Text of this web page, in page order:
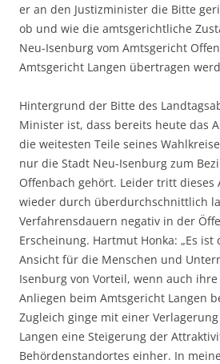
er an den Justizminister die Bitte
ob und wie die amtsgerichtliche
Neu-Isenburg vom Amtsgericht
Amtsgericht Langen übertragen
Hintergrund der Bitte des
Minister ist, dass bereits heute das
die weitesten Teile seines
nur die Stadt Neu-Isenburg zum
Offenbach gehört. Leider tritt dieses
wieder durch überdurchschnittlich
Verfahrensdauern negativ in der
Erscheinung. Hartmut Honka: „Es
Ansicht für die Menschen und
Isenburg von Vorteil, wenn auch
Anliegen beim Amtsgericht Langen
Zugleich ginge mit einer
Langen eine Steigerung der
Behördenstandortes einher. In